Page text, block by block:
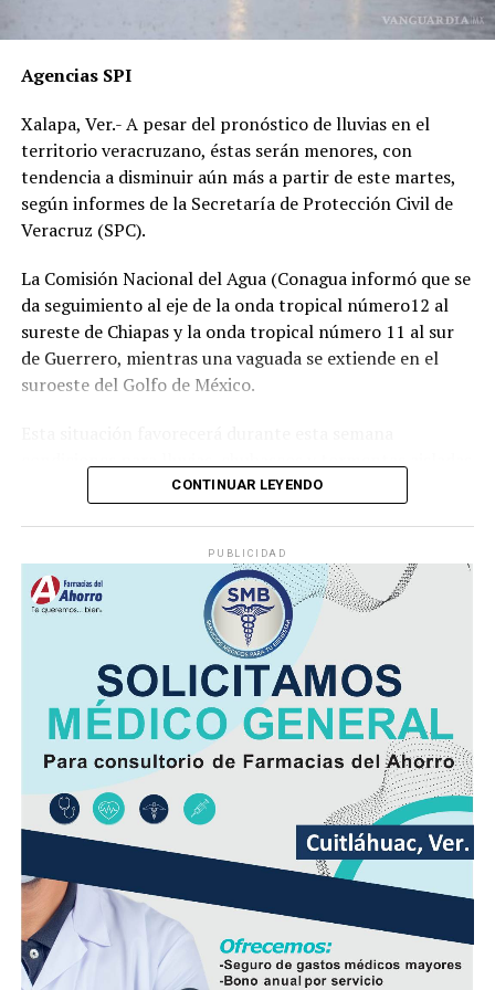
“Hoy fue mi Abraham,
mañana puede ser alguien
de tu familia. El homicida
sigue libre y operando en
las carreteras”, expresó un
familiar, exigiendo justicia.
El caso ha encendido el debate sobre la corrupción en la
Fiscalía y la impunidad que beneficia a conductores
responsables de muertes viales.
Agencias SPI
Xalapa, Ver.- A pesar del pronóstico de lluvias en el
territorio veracruzano, éstas serán menores, con
tendencia a disminuir aún más a partir de este martes,
según informes de la Secretaría de Protección Civil de
Veracruz (SPC).
La Comisión Nacional del Agua (Conagua informó que se
da seguimiento al eje de la onda tropical número12 al
sureste de Chiapas y la onda tropical número 11 al sur
de Guerrero, mientras una vaguada se extiende en el
suroeste del Golfo de México.
generalmente matutinas y nocturnas en zonas de costas
Las lluvias que se logren acumular en los siguientes siete
días podrían catalogarse dentro o ligeramente por
debajo de lo que normalmente llueve en gran parte de la
entidad y ligeramente por arriba de lo normal en áreas
de la zona sur.
En las siguientes 24 a 48 horas, se espera desarrollo de
nubosidad con lluvias y tormentas matutinas en el
litoral, condiciones que se extenderán por la tarde y
noche a regiones de montaña.
Las lluvias se estiman acumulados de 5 a 20 milímetros
por metro cuadrado (mm) y máximos de hasta 30 mm en
cuencas del sur y en zonas de montañas y; temperaturas
diurnas serán altas y el ambiente cálido, pero fresco por
la noche.
CONTINUAR LEYENDO
PUBLICIDAD